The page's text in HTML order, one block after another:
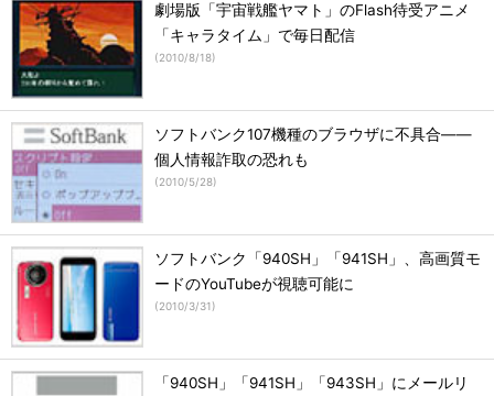
劇場版「宇宙戦艦ヤマト」のFlash待受アニメ
「キャラタイム」で毎日配信
(2010/8/18)
ソフトバンク107機種のブラウザに不具合――
個人情報詐取の恐れも
(2010/5/28)
ソフトバンク「940SH」「941SH」、高画質モ
ードのYouTubeが視聴可能に
(2010/3/31)
「940SH」「941SH」「943SH」にメールリ